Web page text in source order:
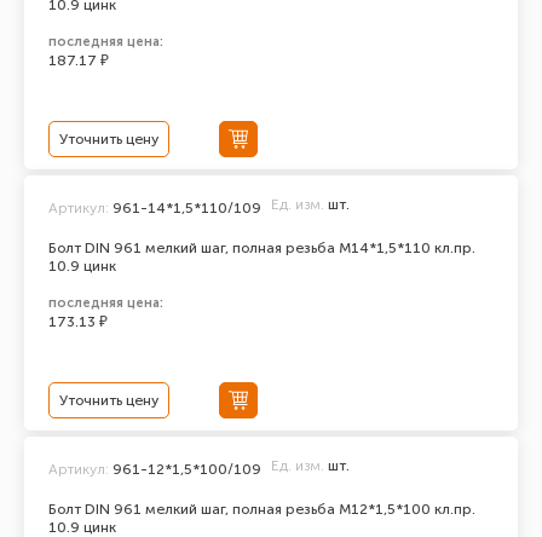
10.9 цинк
последняя цена:
187.17 ₽
Уточнить цену
Болт DIN 961 мелкий шаг, полная резьба M14*1,5*110 кл.пр.
10.9 цинк
Артикул: 961-14*1,5*110/109 Ед. изм. шт.
последняя цена:
173.13 ₽
Уточнить цену
Болт DIN 961 мелкий шаг, полная резьба M12*1,5*100 кл.пр.
10.9 цинк
Артикул: 961-12*1,5*100/109 Ед. изм. шт.